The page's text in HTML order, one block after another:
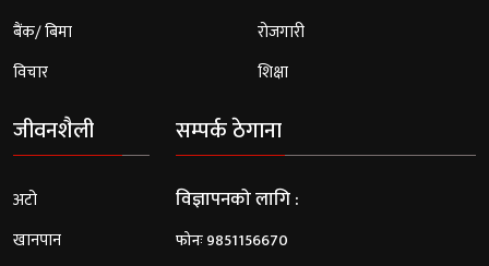
बैंक/ बिमा
विचार
रोजगारी
शिक्षा
जीवनशैली
अटो
खानपान
सम्पर्क ठेगाना
विज्ञापनको लागि :
फोनः 9851156670